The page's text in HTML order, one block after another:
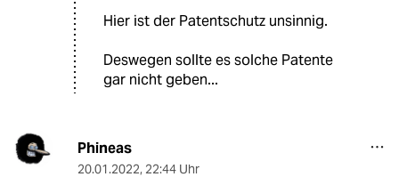
Hier ist der Patentschutz unsinnig.
Deswegen sollte es solche Patente
gar nicht geben...
Phineas
20.01.2022, 22:44 Uhr